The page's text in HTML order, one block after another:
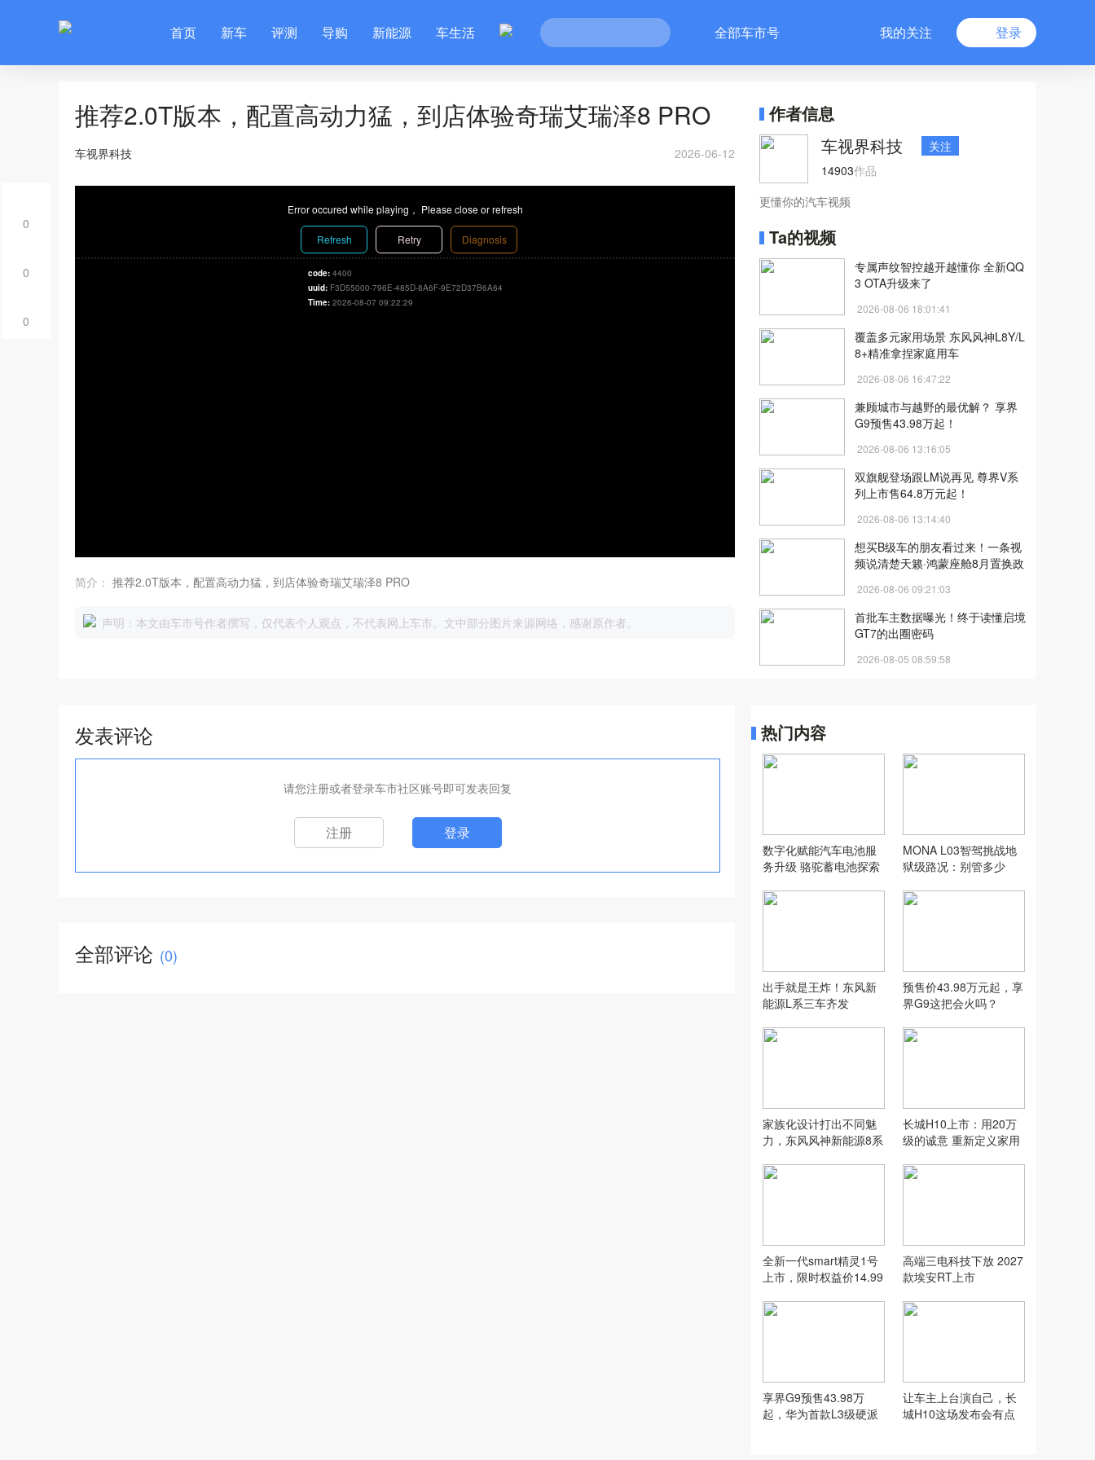
首页 新车 评测 导购 新能源 车生活 全部车市号 我的关注 登录
0
0
0
推荐2.0T版本，配置高动力猛，到店体验奇瑞艾瑞泽8 PRO
车视界科技 2026-06-12
Error occured while playing， Please close or refresh
Refresh Retry Diagnosis
code: 4400
uuid: F3D55000-796E-485D-8A6F-9E72D37B6A64
Time: 2026-08-07 09:22:29
简介： 推荐2.0T版本，配置高动力猛，到店体验奇瑞艾瑞泽8 PRO
声明：本文由车市号作者撰写，仅代表个人观点，不代表网上车市。文中部分图片来源网络，感谢原作者。
作者信息
车视界科技
关注
14903作品
更懂你的汽车视频
Ta的视频
专属声纹智控越开越懂你 全新QQ
3 OTA升级来了
2026-08-06 18:01:41
覆盖多元家用场景 东风风神L8Y/L
8+精准拿捏家庭用车
2026-08-06 16:47:22
兼顾城市与越野的最优解？ 享界
G9预售43.98万起！
2026-08-06 13:16:05
双旗舰登场跟LM说再见 尊界V系
列上市售64.8万元起！
2026-08-06 13:14:40
想买B级车的朋友看过来！一条视
频说清楚天籁·鸿蒙座舱8月置换政
2026-08-06 09:21:03
首批车主数据曝光！终于读懂启境
GT7的出圈密码
2026-08-05 08:59:58
发表评论
请您注册或者登录车市社区账号即可发表回复
注册 登录
全部评论 (0)
热门内容
数字化赋能汽车电池服
务升级 骆驼蓄电池探索
MONA L03智驾挑战地
狱级路况：别管多少
驾
出手就是王炸！东风新
能源L系三车齐发
预售价43.98万元起，享
界G9这把会火吗？
家族化设计打出不同魅
力，东风风神新能源8系
长城H10上市：用20万
级的诚意 重新定义家用
全新一代smart精灵1号
上市，限时权益价14.99
高端三电科技下放 2027
款埃安RT上市
享界G9预售43.98万
起，华为首款L3级硬派
让车主上台演自己，长
城H10这场发布会有点